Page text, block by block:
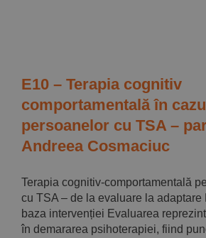
Magazin
E10 – Terapia cognitiv
comportamentală în cazul
persoanelor cu TSA –
Andreea Cosmaciuc
Terapia cognitiv-comportamentală
cu TSA – de la evaluare la
baza intervenției Evaluarea
în demararea psihoterapiei, fiind